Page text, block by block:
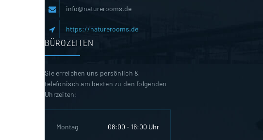
info@naturerooms.de
https://naturerooms.de
BÜROZEITEN
Sie erreichen uns persönlich &
telefonisch am besten zu den folgenden
Uhrzeiten:
Montag 08:00 - 16:00 Uhr